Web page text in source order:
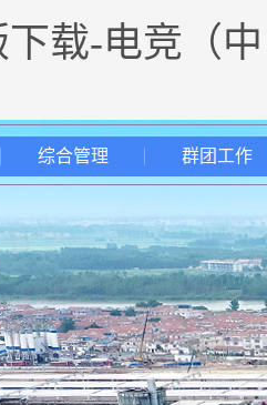
载-电竞（中
综合管理 群团工作